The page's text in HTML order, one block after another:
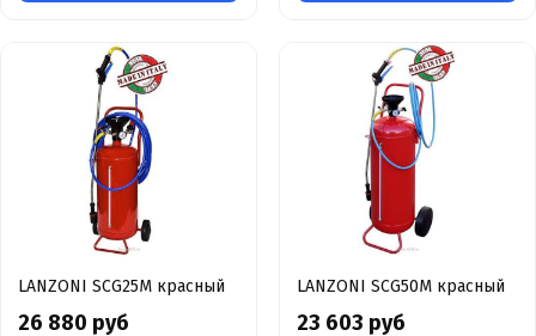
LANZONI SCG25M красный
26 880 руб
LANZONI SCG50M красный
23 603 руб